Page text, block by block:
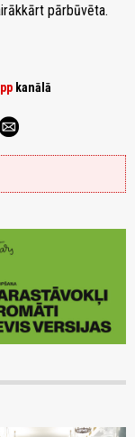
pārbūvēta.
kanālā